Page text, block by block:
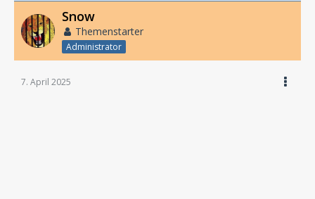
Snow
Themenstarter
Administrator
7. April 2025